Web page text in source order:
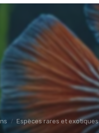
Espèces rares et exotiques